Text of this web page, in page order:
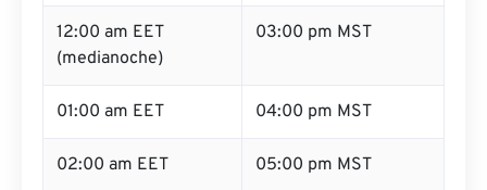
12:00 am EET
(medianoche)
03:00 pm MST
01:00 am EET 04:00 pm MST
02:00 am EET 05:00 pm MST